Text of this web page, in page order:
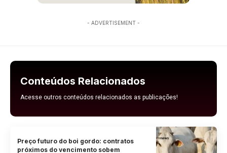
- ADVERTISEMENT -
Conteúdos Relacionados
Acesse outros conteúdos relacionados as publicações!
Preço futuro do boi gordo: contratos
próximos do vencimento sobem